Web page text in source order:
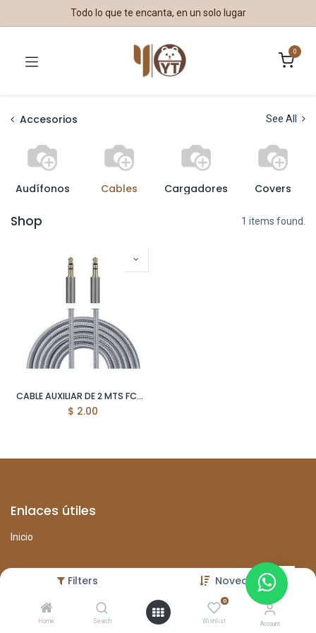
Filters Novedades
Home Search
0
Wishlist Account
Todo lo que te encanta, en un solo lugar
0
Accesorios See All
Audífonos Cables Cargadores Covers
Shop 1 items found.
CABLE AUXILIAR DE 2 MTS FCC-09
$ 2.00
Enlaces útiles
Inicio
Sobre nosotros